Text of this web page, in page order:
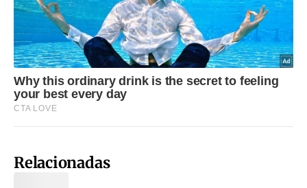
Relacionadas